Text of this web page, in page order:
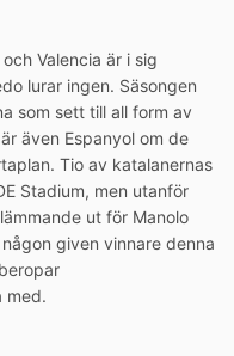
Valencia är i sig
lurar ingen. Säsongen
som sett till all form av
även Espanyol om de
Tio av katalanernas
Stadium, men utanför
ut för Manolo
given vinnare denna
med.